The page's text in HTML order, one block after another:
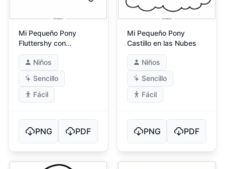
Mi Pequeño Pony
Fluttershy con
Mariposas
Niños
Sencillo
Fácil
PNG PDF
Mi Pequeño Pony
Castillo en las Nubes
Niños
Sencillo
Fácil
PNG PDF